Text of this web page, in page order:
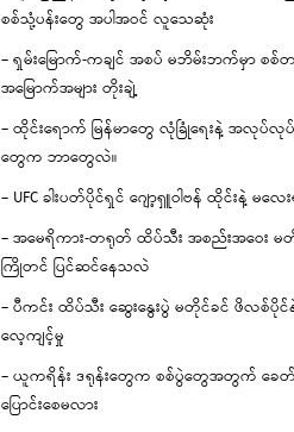
စစ်သုံ့ပန်းတွေ အပါအဝင် လူသေဆုံး
– ရှမ်းမြောက်-ကချင် အစပ် မဘိမ်းဘက်မှာ စ
အမြောက်အများ တိုးချဲ့
– ထိုင်းရောက် မြန်မာတွေ လုံခြုံရေးနဲ့ အလု
တွေက ဘာတွေလဲ။
– UFC ခါးပတ်ပိုင်ရှင် ဂျော့ရှူဝါဗန် ထိုင်းနဲ့ မလ
– အမေရိကား-တရုတ် ထိပ်သီး အစည်းအဝေး
ကြိုတင် ပြင်ဆင်နေသလဲ
– ပီကင်း ထိပ်သီး ဆွေးနွေးပွဲ မတိုင်ခင် ဖိလစ်ပို
လေ့ကျင့်မှု
– ယူကရိန်း ဒရုန်းတွေက စစ်ပွဲတွေအတွက် ခေ
ပြောင်းစေမလား